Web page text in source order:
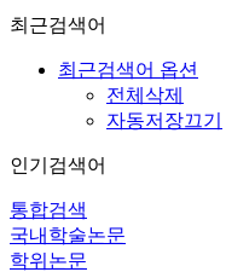
최근검색어
최근검색어 옵션
전체삭제
자동저장끄기
인기검색어
통합검색
국내학술논문
학위논문